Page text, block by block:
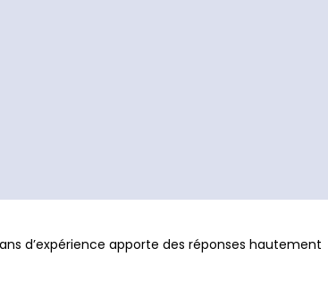
d’expérience apporte des réponses hautement